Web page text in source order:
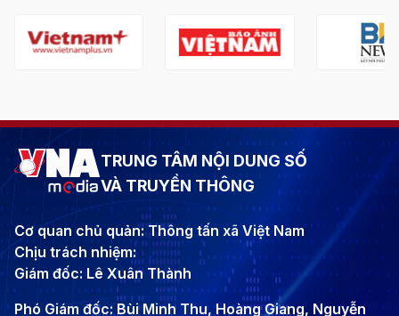
TRUNG TÂM NỘI DUNG SỐ
VÀ TRUYỀN THÔNG
Cơ quan chủ quản: Thông tấn xã Việt Nam
Chịu trách nhiệm:
Giám đốc: Lê Xuân Thành
Phó Giám đốc: Bùi Minh Thu, Hoàng Giang, Nguyễn